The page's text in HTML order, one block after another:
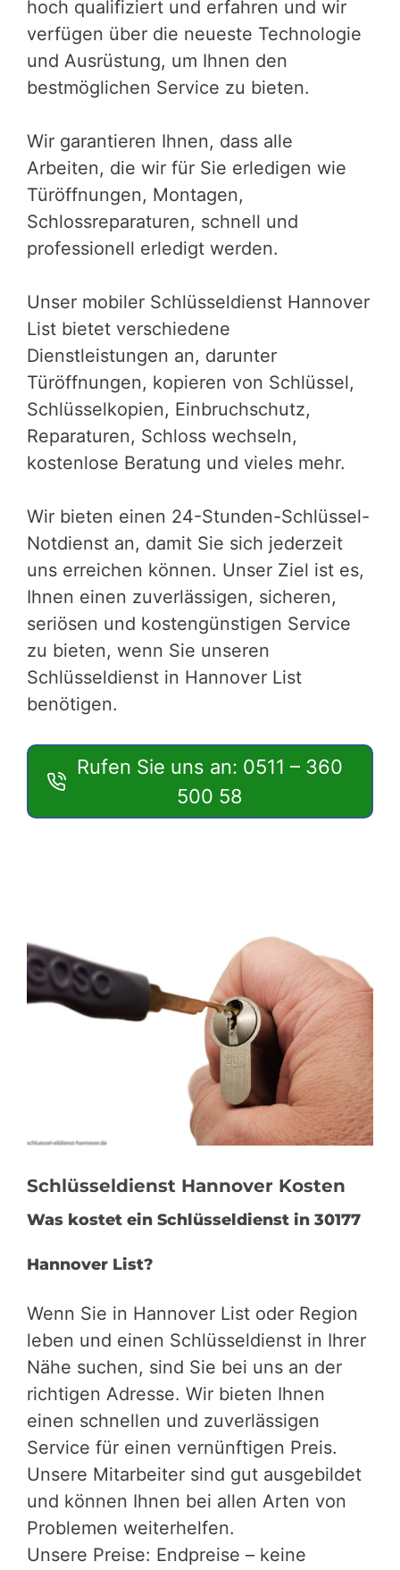
hoch qualifiziert und erfahren und wir
verfügen über die neueste Technologie
und Ausrüstung, um Ihnen den
bestmöglichen Service zu bieten.
Wir garantieren Ihnen, dass alle
Arbeiten, die wir für Sie erledigen wie
Türöffnungen, Montagen,
Schlossreparaturen, schnell und
professionell erledigt werden.
Unser mobiler Schlüsseldienst Hannover
List bietet verschiedene
Dienstleistungen an, darunter
Türöffnungen, kopieren von Schlüssel,
Schlüsselkopien, Einbruchschutz,
Reparaturen, Schloss wechseln,
kostenlose Beratung und vieles mehr.
Wir bieten einen 24-Stunden-Schlüssel-
Notdienst an, damit Sie sich jederzeit
uns erreichen können. Unser Ziel ist es,
Ihnen einen zuverlässigen, sicheren,
seriösen und kostengünstigen Service
zu bieten, wenn Sie unseren
Schlüsseldienst in Hannover List
benötigen.
Rufen Sie uns an: 0511 – 360
500 58
Schlüsseldienst Hannover Kosten
Was kostet ein Schlüsseldienst in 30177
Hannover List?
Wenn Sie in Hannover List oder Region
leben und einen Schlüsseldienst in Ihrer
Nähe suchen, sind Sie bei uns an der
richtigen Adresse. Wir bieten Ihnen
einen schnellen und zuverlässigen
Service für einen vernünftigen Preis.
Unsere Mitarbeiter sind gut ausgebildet
und können Ihnen bei allen Arten von
Problemen weiterhelfen.
Unsere Preise: Endpreise – keine